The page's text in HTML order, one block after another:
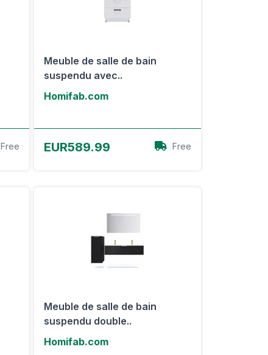
Free
Meuble de salle de bain
suspendu avec..
Homifab.com
EUR589.99 Free
Meuble de salle de bain
suspendu double..
Homifab.com